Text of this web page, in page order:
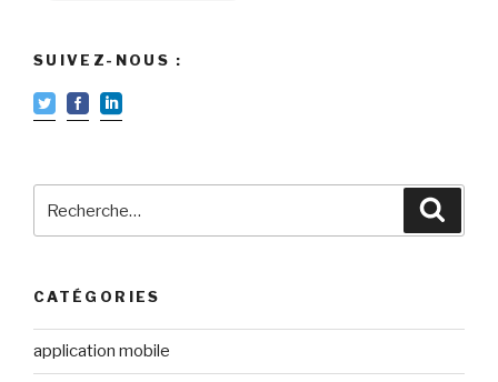
SUIVEZ-NOUS :
pour
CATÉGORIES
application mobile